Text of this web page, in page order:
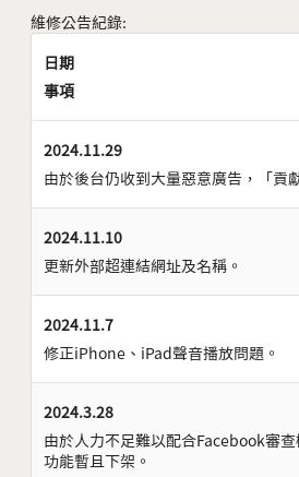
維修公告紀錄:
日期
事項
2024.11.29
由於後台仍收到大量惡意廣告，「貢
2024.11.10
更新外部超連結網址及名稱。
2024.11.7
修正iPhone、iPad聲音播放問題。
2024.3.28
由於人力不足難以配合Facebook審
功能暫且下架。